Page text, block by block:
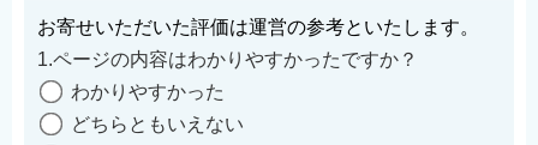
お寄せいただいた評価は運営の参考といたします。
1.ページの内容はわかりやすかったですか？
わかりやすかった
どちらともいえない